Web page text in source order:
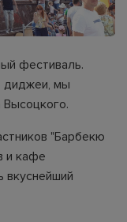
фестиваль.
диджеи, мы
Высоцкого.
"Барбекю
и кафе
вкуснейший